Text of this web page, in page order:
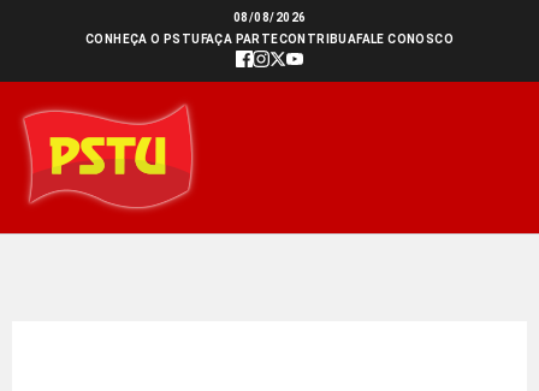
conteúdo
08/08/2026
CONHEÇA O PSTU FAÇA PARTECONTRIBUAFALE CONOSCO